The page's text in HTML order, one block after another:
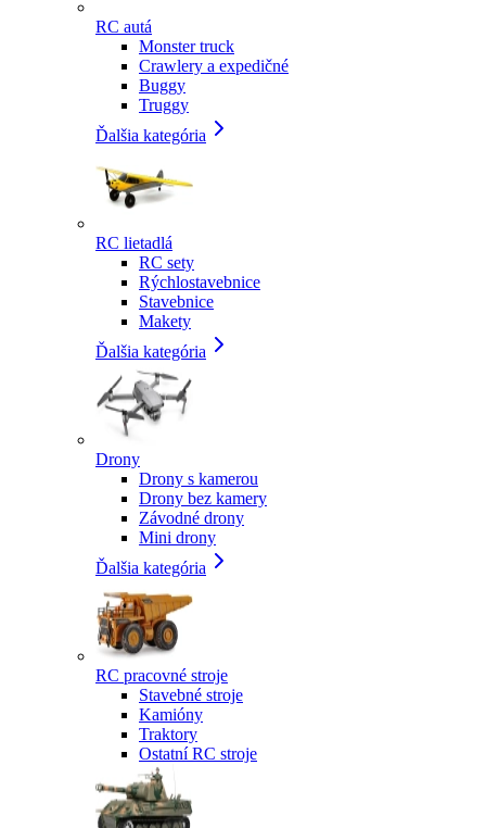
RC autá
Monster truck
Crawlery a expedičné
Buggy
Truggy
Ďalšia kategória
RC lietadlá
RC sety
Rýchlostavebnice
Stavebnice
Makety
Ďalšia kategória
Drony
Drony s kamerou
Drony bez kamery
Závodné drony
Mini drony
Ďalšia kategória
RC pracovné stroje
Stavebné stroje
Kamióny
Traktory
Ostatní RC stroje